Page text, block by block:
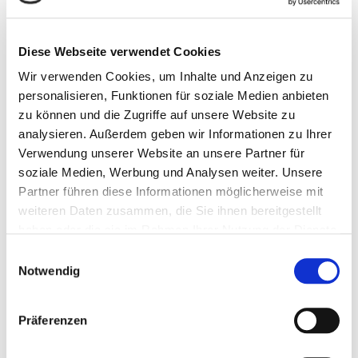
Diese Webseite verwendet Cookies
Wir verwenden Cookies, um Inhalte und Anzeigen zu
personalisieren, Funktionen für soziale Medien anbieten
zu können und die Zugriffe auf unsere Website zu
analysieren. Außerdem geben wir Informationen zu Ihrer
Verwendung unserer Website an unsere Partner für
soziale Medien, Werbung und Analysen weiter. Unsere
Partner führen diese Informationen möglicherweise mit
weiteren Daten zusammen, die Sie ihnen bereitgestellt
Notwendig
Präferenzen
Weizengrießkleie (10 %), Haferschälkleie (6 %), Melasseschnitzel ( 5
Calciumcarbonat (1 %), Dicalciumphosphat ( 1 %), Natriumchlorid
(0,5 %), Vitamin- und Spurenelementvormischung (2,5 %)
Inhaltsstoffe:
Rohprotein (RP) 9,80 %
Rohfett 2,90 %
Natrium 0,32 %